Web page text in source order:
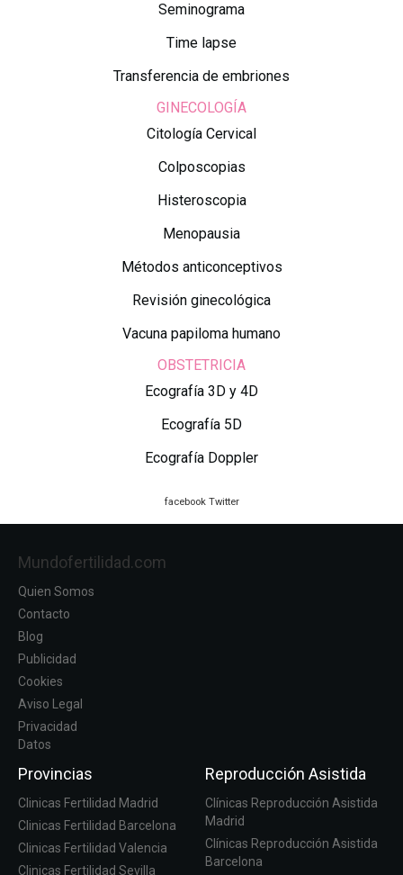
Seminograma
Time lapse
Transferencia de embriones
GINECOLOGÍA
Citología Cervical
Colposcopias
Histeroscopia
Menopausia
Métodos anticonceptivos
Revisión ginecológica
Vacuna papiloma humano
OBSTETRICIA
Ecografía 3D y 4D
Ecografía 5D
Ecografía Doppler
facebook Twitter
Mundofertilidad.com
Quien Somos
Contacto
Blog
Publicidad
Cookies
Aviso Legal
Privacidad
Datos
Provincias
Clinicas Fertilidad Madrid
Clinicas Fertilidad Barcelona
Clinicas Fertilidad Valencia
Clinicas Fertilidad Sevilla
Reproducción Asistida
Clínicas Reproducción Asistida
Madrid
Clínicas Reproducción Asistida
Barcelona